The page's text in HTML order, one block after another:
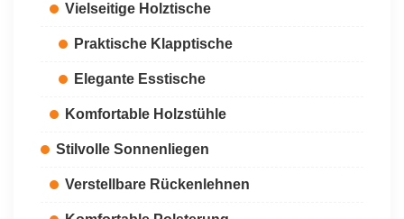
Vielseitige Holztische
Praktische Klapptische
Elegante Esstische
Komfortable Holzstühle
Stilvolle Sonnenliegen
Verstellbare Rückenlehnen